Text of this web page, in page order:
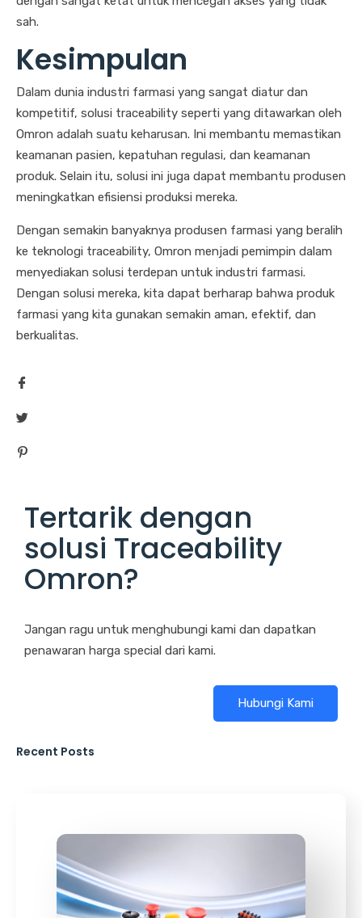
sah.
Kesimpulan
Dalam dunia industri farmasi yang sangat diatur dan
kompetitif, solusi traceability seperti yang ditawarkan oleh
Omron adalah suatu keharusan. Ini membantu memastikan
keamanan pasien, kepatuhan regulasi, dan keamanan
produk. Selain itu, solusi ini juga dapat membantu produsen
meningkatkan efisiensi produksi mereka.
Dengan semakin banyaknya produsen farmasi yang beralih
ke teknologi traceability, Omron menjadi pemimpin dalam
menyediakan solusi terdepan untuk industri farmasi.
Dengan solusi mereka, kita dapat berharap bahwa produk
farmasi yang kita gunakan semakin aman, efektif, dan
berkualitas.
Tertarik dengan
solusi Traceability
Omron?
Jangan ragu untuk menghubungi kami dan dapatkan
penawaran harga special dari kami.
Hubungi Kami
Recent Posts